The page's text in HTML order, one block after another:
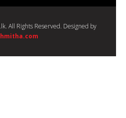
All Rights Reserved. Designed by